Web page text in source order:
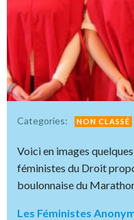
Categories: NON CLASSÉ
Voici en images
féministes du Droit
boulonnaise du
Les Féministes